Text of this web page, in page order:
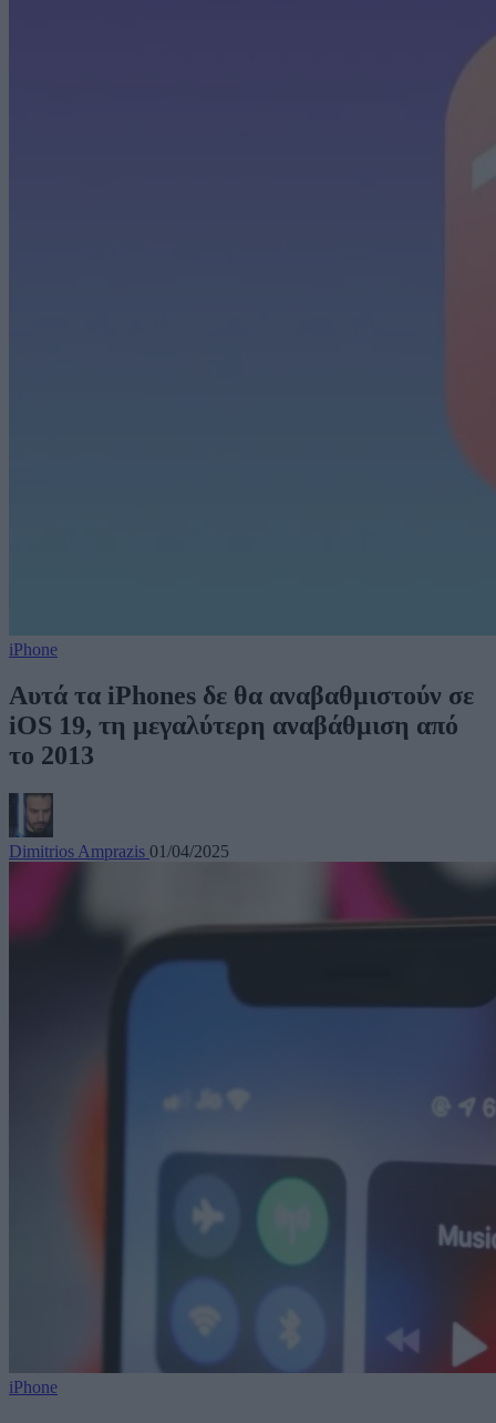
iPhone
Αυτά τα iPhones δε θα αναβαθμιστούν σε
iOS 19, τη μεγαλύτερη αναβάθμιση από
το 2013
Dimitrios Amprazis 01/04/2025
iPhone